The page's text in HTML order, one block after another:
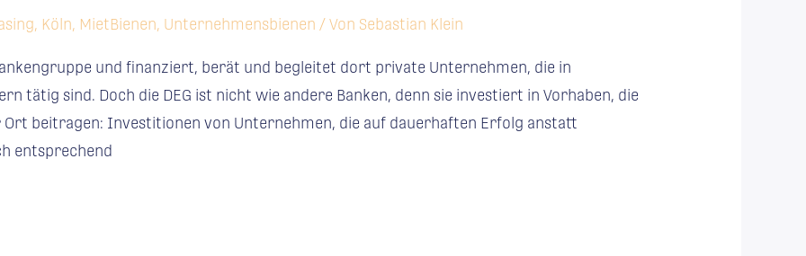
, Köln, MietBienen, Unternehmensbienen / Von Sebastian Klein
und finanziert, berät und begleitet dort private Unternehmen, die in
tätig sind. Doch die DEG ist nicht wie andere Banken, denn sie investiert in Vorhaben, die
beitragen: Investitionen von Unternehmen, die auf dauerhaften Erfolg anstatt
entsprechend